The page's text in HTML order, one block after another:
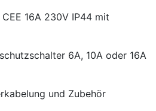
16A 230V IP44 mit
6A, 10A oder 16A
und Zubehör